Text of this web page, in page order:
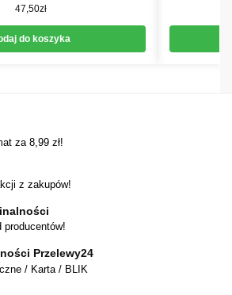
47,50zł
do koszyka
za 8,99 zł!
z zakupów!
producentów!
Przelewy24
/ Karta / BLIK